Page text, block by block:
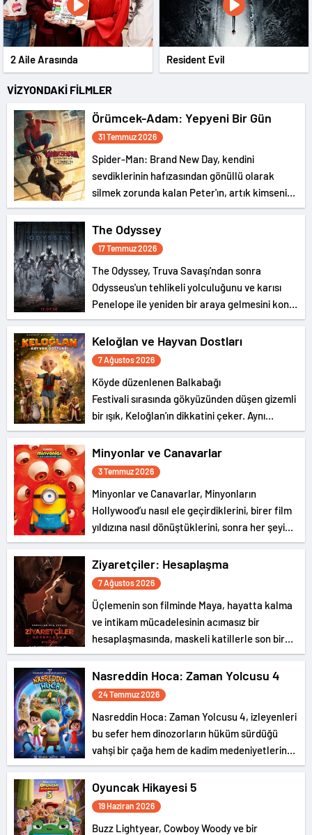
2 Aile Arasında Resident Evil
VİZYONDAKİ FİLMLER
Örümcek-Adam: Yepyeni Bir Gün
31 Temmuz 2026
Spider-Man: Brand New Day, kendini
sevdiklerinin hafızasından gönüllü olarak
silmek zorunda kalan Peter'ın, artık kimsenin
gerçek kimliğini bilmediği New York
sokaklarında tek başına suçla savaşırken,
yaşamaya başladığı fiziksel değişimle
boğuşmasını anlatıyor.
The Odyssey
17 Temmuz 2026
The Odyssey, Truva Savaşı'ndan sonra
Odysseus'un tehlikeli yolculuğunu ve karısı
Penelope ile yeniden bir araya gelmesini konu
ediyor.
Keloğlan ve Hayvan Dostları
7 Ağustos 2026
Köyde düzenlenen Balkabağı
Festivali sırasında gökyüzünden düşen gizemli
bir ışık, Keloğlan’ın dikkatini çeker. Aynı
olağanüstü olaya, Hayvanlar Şatosu’nda
yaşayan Tombik Tekir ve Civciv de tanıklık
eder.
Minyonlar ve Canavarlar
3 Temmuz 2026
Minyonlar ve Canavarlar, Minyonların
Hollywood’u nasıl ele geçirdiklerini, birer film
yıldızına nasıl dönüştüklerini, sonra her şeyi
nasıl berbat ettiklerini ve dünyaya canavarlar
salarak kaosa sürüklediklerini anlatan
gürültülü ve eğlence dolu bir serüven…
Ziyaretçiler: Hesaplaşma
7 Ağustos 2026
Üçlemenin son filminde Maya, hayatta kalma
ve intikam mücadelesinin acımasız bir
hesaplaşmasında, maskeli katillerle son bir
kez karşı karşıya geliyor.
Nasreddin Hoca: Zaman Yolcusu 4
24 Temmuz 2026
Nasreddin Hoca: Zaman Yolcusu 4, izleyenleri
bu sefer hem dinozorların hüküm sürdüğü
vahşi bir çağa hem de kadim medeniyetlerin
gizemli dünyasına götürüyor.
Oyuncak Hikayesi 5
19 Haziran 2026
Buzz Lightyear, Cowboy Woody ve bir